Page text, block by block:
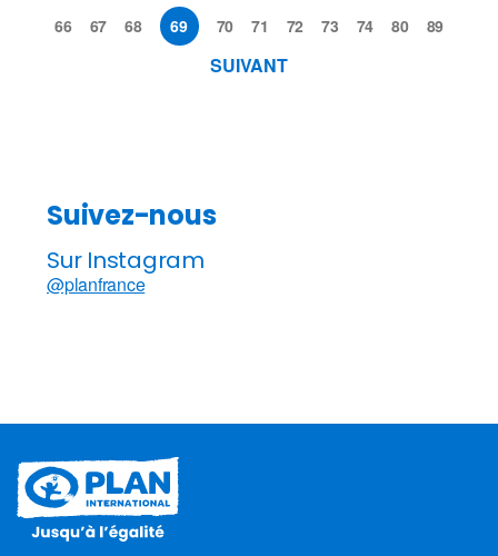
66
67 68 69 70 71 72 73 74 80 89
SUIVANT
Suivez-nous
Sur Instagram
@planfrance